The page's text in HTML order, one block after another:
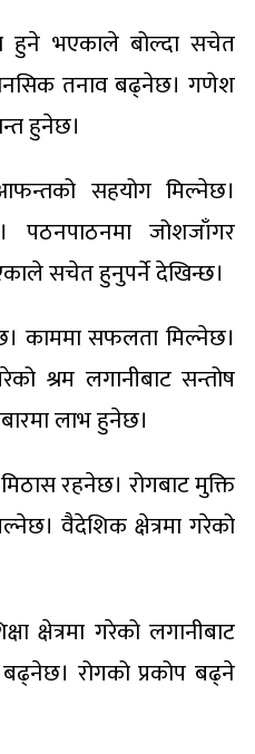
हुने भएकाले बोल्दा सचेत
तनाव बढ्नेछ। गणेश
हुनेछ।
सहयोग मिल्नेछ।
पठनपाठनमा जोशजाँगर
सचेत हुनुपर्ने देखिन्छ।
छ। काममा सफलता मिल्नेछ।
श्रम लगानीबाट सन्तोष
लाभ हुनेछ।
मिठास रहनेछ। रोगबाट मुक्ति
वैदेशिक क्षेत्रमा गरेको
क्षेत्रमा गरेको लगानीबाट
रोगको प्रकोप बढ्ने